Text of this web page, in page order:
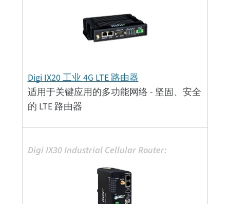
Digi IX20 工业 4G LTE 路由器
适用于关键应用的多功能网络 - 坚固、安全
的 LTE 路由器